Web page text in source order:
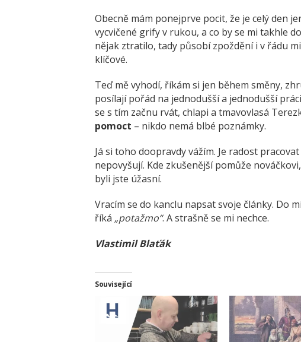
Obecně mám ponejprve pocit, že je celý den
vycvičené grify v rukou, a co by se mi takhle
nějak ztratilo, tady působí zpoždění i v řádu
klíčové.
Teď mě vyhodí, říkám si jen během směny,
posílají pořád na jednodušší a jednodušší
se s tím začnu rvát, chlapi a tmavovlasá
pomoct – nikdo nemá blbé poznámky.
Já si toho doopravdy vážím. Je radost
nepovyšují. Kde zkušenější pomůže
byli jste úžasní.
Vracím se do kanclu napsat svoje články. Do
říká „potažmo“. A strašně se mi nechce.
Vlastimil Blaťák
Související